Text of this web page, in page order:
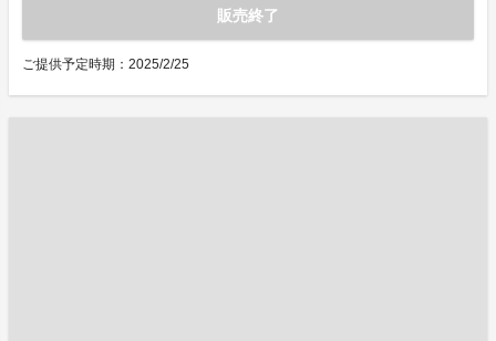
販売終了
ご提供予定時期：2025/2/25